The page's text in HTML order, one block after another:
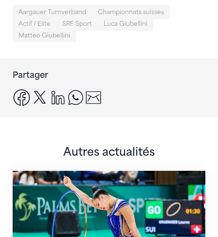
Aargauer Turnverband
Championnats suisses
Actif / Elite
SRF Sport
Luca Giubellini
Matteo Giubellini
Partager
facebook
x linkedinwhatsapp
Autres actualités
Prochaine étape : les Championnats du monde